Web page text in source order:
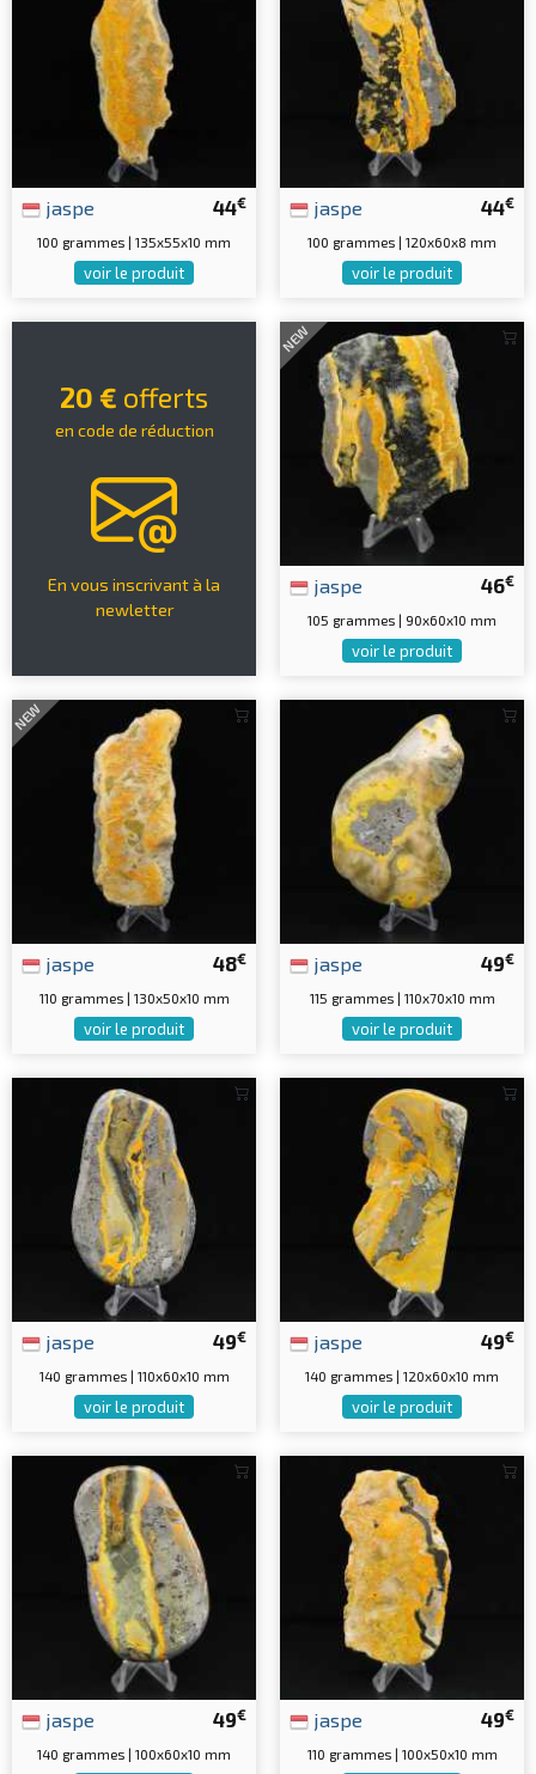
44€
jaspe
100 grammes | 135x55x10 mm
voir le produit
44€
jaspe
100 grammes | 120x60x8 mm
voir le produit
20 € offerts
en code de réduction
En vous inscrivant à la
newletter
NEW
46€
jaspe
105 grammes | 90x60x10 mm
voir le produit
NEW
48€
jaspe
110 grammes | 130x50x10 mm
voir le produit
49€
jaspe
115 grammes | 110x70x10 mm
voir le produit
49€
jaspe
140 grammes | 110x60x10 mm
voir le produit
49€
jaspe
140 grammes | 120x60x10 mm
voir le produit
49€
jaspe
140 grammes | 100x60x10 mm
49€
jaspe
110 grammes | 100x50x10 mm